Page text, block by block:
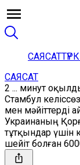
САЯСАТ
САЯСАТ
2 ... минут
Cтамбул
мен мәйіттерді
Украинаның
тұтқындар үшін
шейіт болған